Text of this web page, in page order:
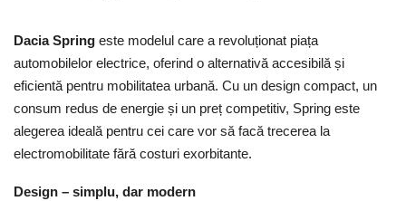
Dacia Spring este modelul care a revoluționat piața
automobilelor electrice, oferind o alternativă accesibilă și
eficientă pentru mobilitatea urbană. Cu un design compact, un
consum redus de energie și un preț competitiv, Spring este
alegerea ideală pentru cei care vor să facă trecerea la
electromobilitate fără costuri exorbitante.
Design – simplu, dar modern